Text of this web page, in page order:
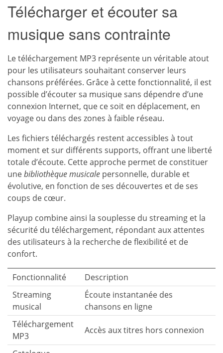
Télécharger et écouter sa
musique sans contrainte
Le téléchargement MP3 représente un véritable atout
pour les utilisateurs souhaitant conserver leurs
chansons préférées. Grâce à cette fonctionnalité, il est
possible d’écouter sa musique sans dépendre d’une
connexion Internet, que ce soit en déplacement, en
voyage ou dans des zones à faible réseau.
Les fichiers téléchargés restent accessibles à tout
moment et sur différents supports, offrant une liberté
totale d’écoute. Cette approche permet de constituer
unebibliothèque musicale personnelle, durable et
évolutive, en fonction de ses découvertes et de ses
coups de cœur.
Playup combine ainsi la souplesse du streaming et la
sécurité du téléchargement, répondant aux attentes
des utilisateurs à la recherche de flexibilité et de
confort.
Fonctionnalité
Description
Streaming
musical
Écoute instantanée des
chansons en ligne
Téléchargement
MP3
Accès aux titres hors connexion